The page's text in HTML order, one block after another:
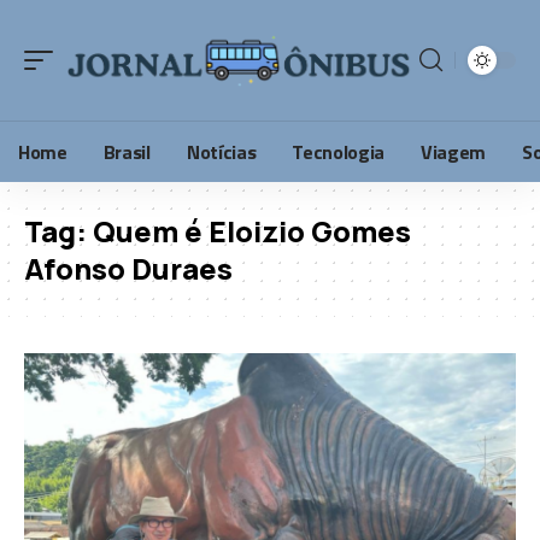
Home Brasil Notícias Tecnologia Viagem
Tag: Quem é Eloizio Gomes
Afonso Duraes